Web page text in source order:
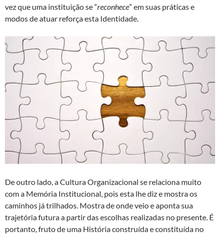
vez que uma instituição se “reconhece” em suas práticas e
modos de atuar reforça esta Identidade.
De outro lado, a Cultura Organizacional se relaciona muito
com a Memória Institucional, pois esta lhe diz e mostra os
caminhos já trilhados. Mostra de onde veio e aponta sua
trajetória futura a partir das escolhas realizadas no presente. É
portanto, fruto de uma História construída e constituída no